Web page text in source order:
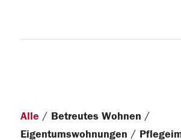
Alle / Betreutes Wohnen /
Eigentumswohnungen /